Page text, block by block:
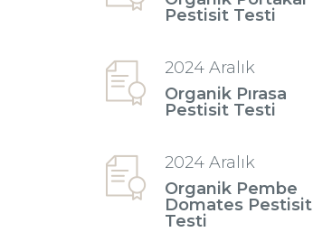
Pestisit Testi
2024 Aralık
Organik Pırasa
Pestisit Testi
2024 Aralık
Organik Pembe
Domates Pestisit
Testi